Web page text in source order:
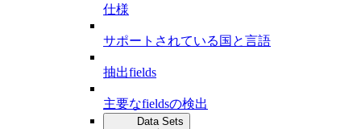
仕様
サポートされている国と言語
抽出fields
主要なfieldsの検出
Data Sets